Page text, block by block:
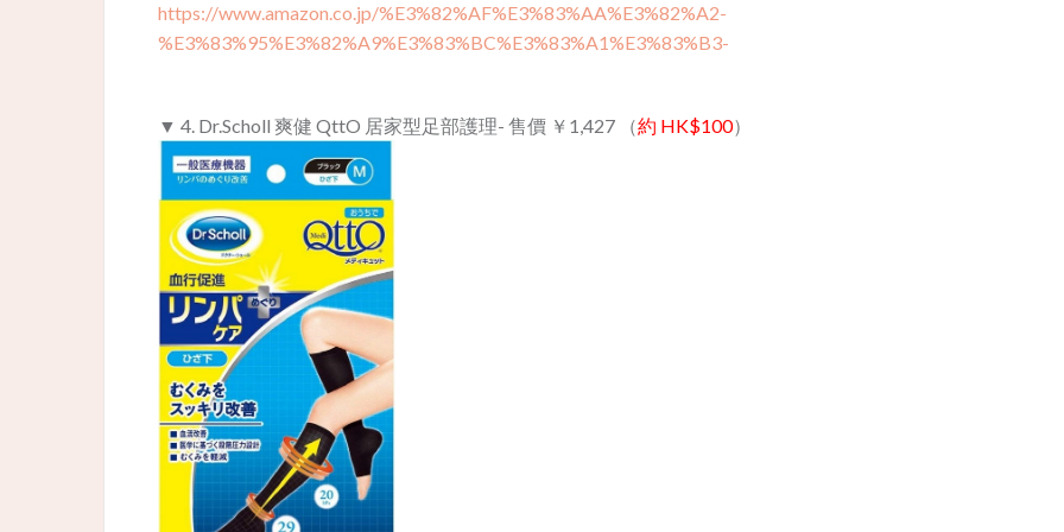
https://www.amazon.co.jp/%E3%82%AF%E3%83%AA%E3%82%A2-
%E3%83%95%E3%82%A9%E3%83%BC%E3%83%A1%E3%83%B3-
▼ 4. Dr.Scholl 爽健 QttO 居家型足部護理- 售價 ￥ 1,427 （約 HK$100）